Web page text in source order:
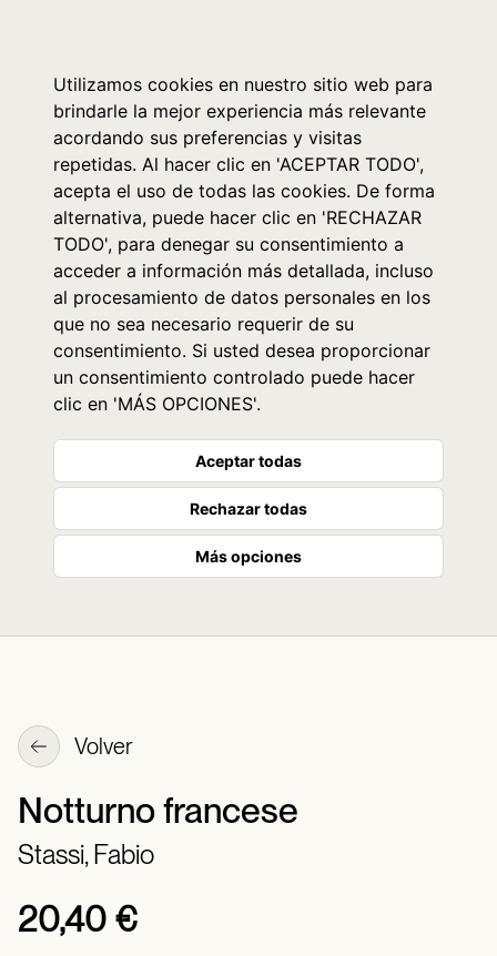
Utilizamos cookies en nuestro sitio web para
brindarle la mejor experiencia más relevante
acordando sus preferencias y visitas
repetidas. Al hacer clic en 'ACEPTAR TODO',
acepta el uso de todas las cookies. De forma
alternativa, puede hacer clic en 'RECHAZAR
TODO', para denegar su consentimiento a
acceder a información más detallada, incluso
al procesamiento de datos personales en los
que no sea necesario requerir de su
consentimiento. Si usted desea proporcionar
un consentimiento controlado puede hacer
clic en 'MÁS OPCIONES'.
Aceptar todas
Rechazar todas
Más opciones
Volver
Notturno francese
Stassi, Fabio
20,40 €